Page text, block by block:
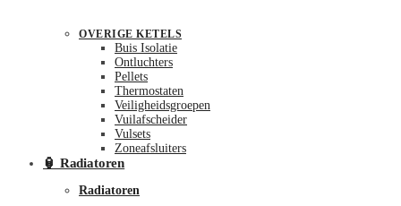
OVERIGE KETELS
Buis Isolatie
Ontluchters
Pellets
Thermostaten
Veiligheidsgroepen
Vuilafscheider
Vulsets
Zoneafsluiters
🏮 Radiatoren
Radiatoren